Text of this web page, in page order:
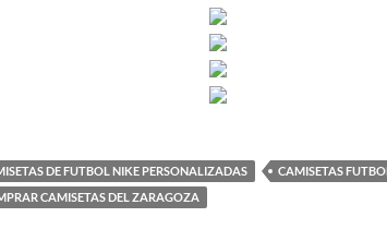
DE FUTBOL NIKE PERSONALIZADAS
CAMISETAS
CAMISETAS DEL ZARAGOZA